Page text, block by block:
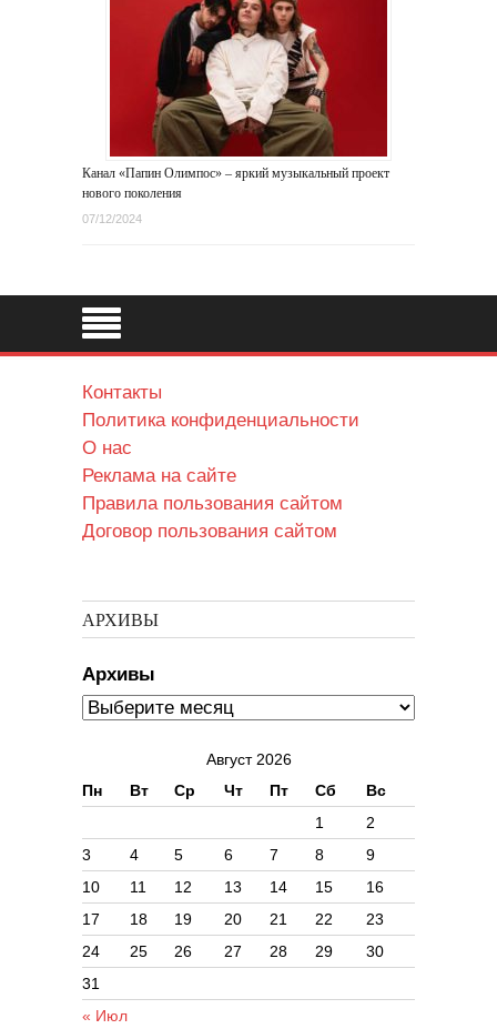
Канал «Папин Олимпос» – яркий музыкальный проект
нового поколения
07/12/2024
Контакты
Политика конфиденциальности
О нас
Реклама на сайте
Правила пользования сайтом
Договор пользования сайтом
АРХИВЫ
Архивы
Август 2026
Пн
Вт Ср Чт Пт Сб Вс
« Июл
1
2
3
4 5 6 7 8
9
10
11 12 13 14 15
16
17
18 19 20 21 22
23
24
25 26 27 28 29
30
31